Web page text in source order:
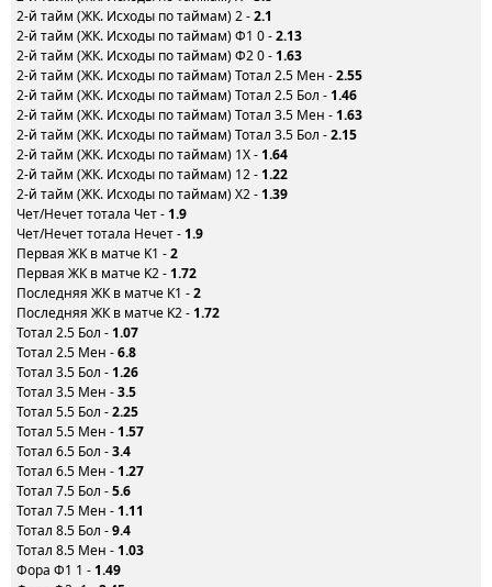
2-й тайм (ЖК. Исходы по таймам) 2 -2.1
2-й тайм (ЖК. Исходы по таймам) Ф1 0 -2.13
2-й тайм (ЖК. Исходы по таймам) Ф2 0 - 1.63
2-й тайм (ЖК. Исходы по таймам) Тотал 2.5 Мен -2.55
2-й тайм (ЖК. Исходы по таймам) Тотал 2.5 Бол - 1.46
2-й тайм (ЖК. Исходы по таймам) Тотал 3.5 Мен - 1.63
2-й тайм (ЖК. Исходы по таймам) Тотал 3.5 Бол -2.15
2-й тайм (ЖК. Исходы по таймам) 1X - 1.64
2-й тайм (ЖК. Исходы по таймам) 12 - 1.22
2-й тайм (ЖК. Исходы по таймам) X2 - 1.39
Чет/Нечет тотала Чет - 1.9
Чет/Нечет тотала Нечет - 1.9
Первая ЖК в матче K1 -2
Первая ЖК в матче K2 - 1.72
Последняя ЖК в матче K1 -2
Последняя ЖК в матче K2 - 1.72
Тотал 2.5 Бол - 1.07
Тотал 2.5 Мен -6.8
Тотал 3.5 Бол - 1.26
Тотал 3.5 Мен -3.5
Тотал 5.5 Бол -2.25
Тотал 5.5 Мен - 1.57
Тотал 6.5 Бол -3.4
Тотал 6.5 Мен - 1.27
Тотал 7.5 Бол -5.6
Тотал 7.5 Мен - 1.11
Тотал 8.5 Бол -9.4
Тотал 8.5 Мен - 1.03
Фора Ф1 1 - 1.49